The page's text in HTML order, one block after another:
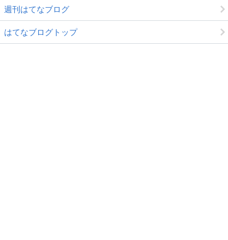
週刊はてなブログ
はてなブログトップ